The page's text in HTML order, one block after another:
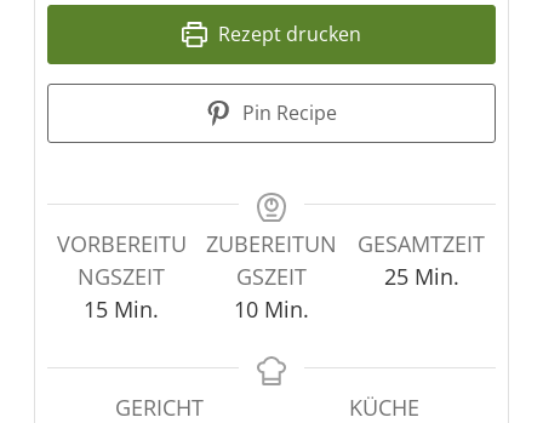
Rezept drucken
Pin Recipe
VORBEREITU
NGSZEIT
15Minuten
Min.
ZUBEREITUN
GSZEIT
10Minuten
Min.
GESAMTZEIT
25Minuten
Min.
GERICHT
KÜCHE